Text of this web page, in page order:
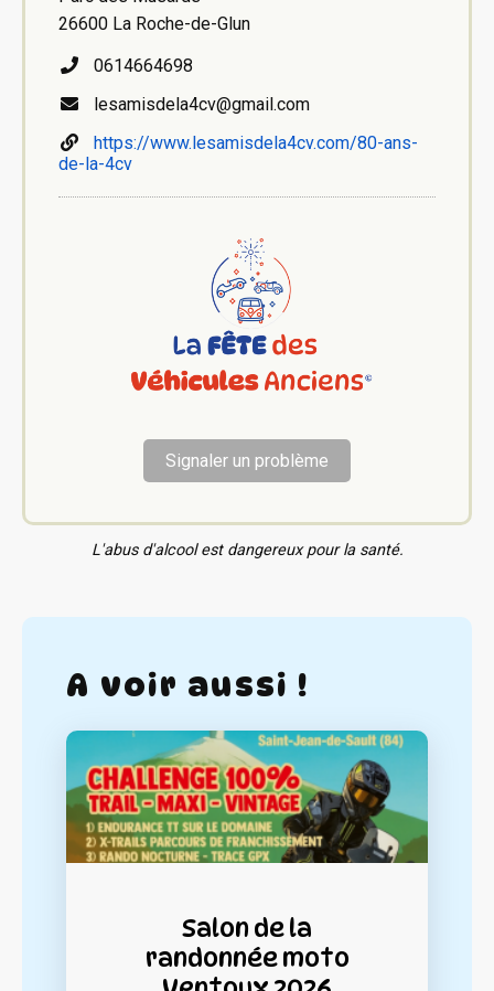
26600 La Roche-de-Glun
0614664698
lesamisdela4cv@gmail.com
https://www.lesamisdela4cv.com/80-ans-
de-la-4cv
Signaler un problème
L'abus d'alcool est dangereux pour la santé.
A voir aussi !
Salon de la
randonnée moto